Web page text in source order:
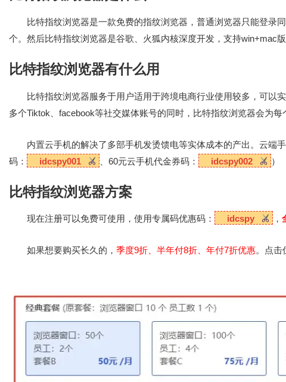
比特指纹浏览器是一款免费的指纹浏览器，普通浏览器只能登录
个。然后比特指纹浏览器是谷歌、火狐内核深度开发，支持win+mac版
比特指纹浏览器有什么用
比特指纹浏览器服务于用户适用于跨境电商行业使用较多，可以
多个Tiktok、facebook等社交媒体账号的同时，比特指纹浏览器会为
内置云手机的解决了多部手机发烫馈电等实体成本的产出。云端
码：
idcspy001 、60元云手机代金券码： idcspy002 ）
比特指纹浏览器方案
现在注册可以免费可使用，使用专属码优惠码： idcspy ，
如果想要购买长久的， 季度9折、半年付8折、年付7折优惠。点击